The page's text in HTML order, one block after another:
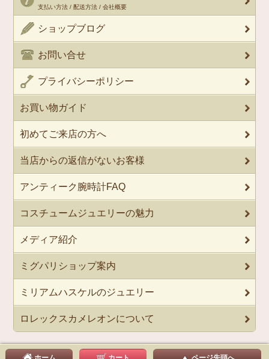
支払い方法 / 配送方法 / 会社概要
ショップブログ
お問い合せ
プライバシーポリシー
お買い物ガイド
初めてご来店の方へ
当店からの返信がないお客様
アンティーク腕時計FAQ
コスチュームジュエリーの魅力
メディア紹介
ミグパリショップ案内
ミリアムハスケルのジュエリー
ロレックスカメレオンについて